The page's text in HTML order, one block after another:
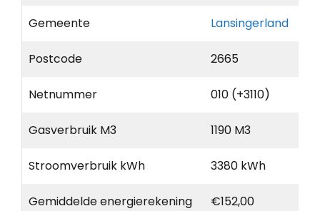
Gemeente Lansingerland
Postcode 2665
Netnummer 010 (+3110)
Gasverbruik M3 1190 M3
Stroomverbruik kWh 3380 kWh
Gemiddelde energierekening €152,00